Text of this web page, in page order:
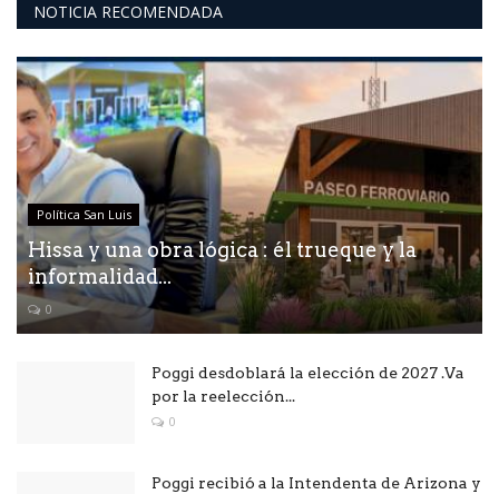
NOTICIA RECOMENDADA
Política San Luis
Hissa y una obra lógica : él trueque y la
informalidad...
0
Poggi desdoblará la elección de 2027 .Va
por la reelección...
0
Poggi recibió a la Intendenta de Arizona y